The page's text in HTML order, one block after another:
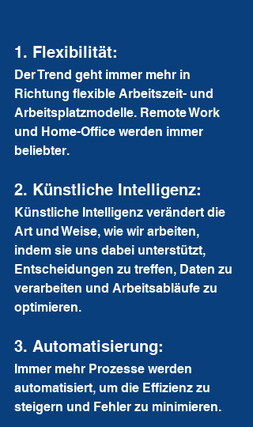
1. Flexibilität:
Der Trend geht immer mehr in
Richtung flexible Arbeitszeit- und
Arbeitsplatzmodelle. Remote Work
und Home-Office werden immer
beliebter.
2. Künstliche Intelligenz:
Künstliche Intelligenz verändert die
Art und Weise, wie wir arbeiten,
indem sie uns dabei unterstützt,
Entscheidungen zu treffen, Daten zu
verarbeiten und Arbeitsabläufe zu
optimieren.
3. Automatisierung:
Immer mehr Prozesse werden
automatisiert, um die Effizienz zu
steigern und Fehler zu minimieren.